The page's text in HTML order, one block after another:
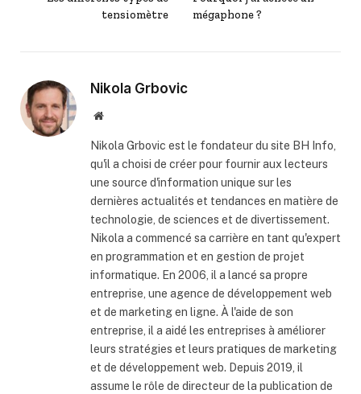
tensiomètre
mégaphone ?
Nikola Grbovic
Website
Nikola Grbovic est le fondateur du site BH Info,
qu'il a choisi de créer pour fournir aux lecteurs
une source d'information unique sur les
dernières actualités et tendances en matière de
technologie, de sciences et de divertissement.
Nikola a commencé sa carrière en tant qu'expert
en programmation et en gestion de projet
informatique. En 2006, il a lancé sa propre
entreprise, une agence de développement web
et de marketing en ligne. À l'aide de son
entreprise, il a aidé les entreprises à améliorer
leurs stratégies et leurs pratiques de marketing
et de développement web. Depuis 2019, il
assume le rôle de directeur de la publication de